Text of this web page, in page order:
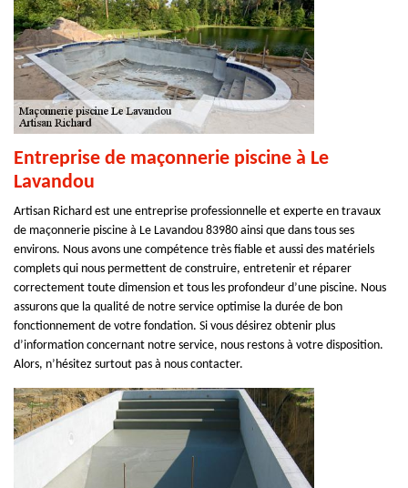
Entreprise de maçonnerie piscine à Le
Lavandou
Artisan Richard est une entreprise professionnelle et experte en travaux
de maçonnerie piscine à Le Lavandou 83980 ainsi que dans tous ses
environs. Nous avons une compétence très fiable et aussi des matériels
complets qui nous permettent de construire, entretenir et réparer
correctement toute dimension et tous les profondeur d’une piscine. Nous
assurons que la qualité de notre service optimise la durée de bon
fonctionnement de votre fondation. Si vous désirez obtenir plus
d’information concernant notre service, nous restons à votre disposition.
Alors, n’hésitez surtout pas à nous contacter.